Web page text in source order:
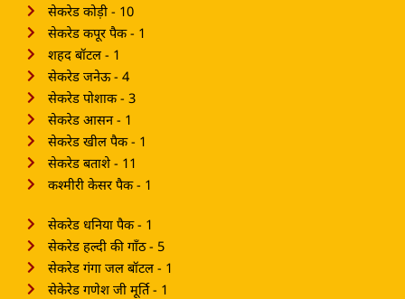
सेकरेड कोड़ी - 10
सेकरेड कपूर पैक - 1
शहद बॉटल - 1
सेकरेड जनेऊ - 4
सेकरेड पोशाक - 3
सेकरेड आसन - 1
सेकरेड खील पैक - 1
सेकरेड बताशे - 11
कश्मीरी केसर पैक - 1
सेकरेड धनिया पैक - 1
सेकरेड हल्दी की गाँठ - 5
सेकरेड गंगा जल बॉटल - 1
सेकेरेड गणेश जी मूर्ति - 1